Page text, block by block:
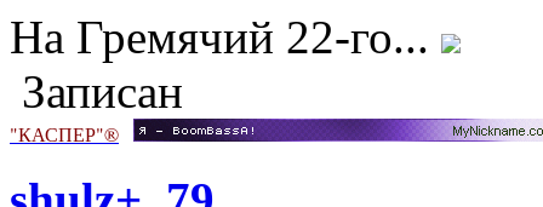
На Гремячий 22-го...
Записан
"КАСПЕР"®